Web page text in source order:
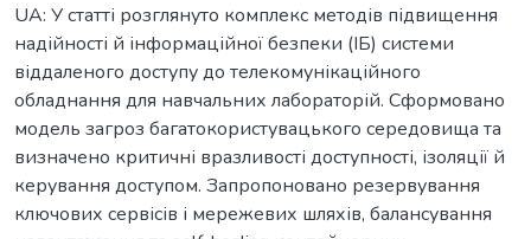
UA: У статті розглянуто комплекс методів підвищення
надійності й інформаційної безпеки (ІБ) системи
віддаленого доступу до телекомунікаційного
обладнання для навчальних лабораторій. Сформовано
модель загроз багатокористувацького середовища та
визначено критичні вразливості доступності, ізоляції й
керування доступом. Запропоновано резервування
ключових сервісів і мережевих шляхів, балансування